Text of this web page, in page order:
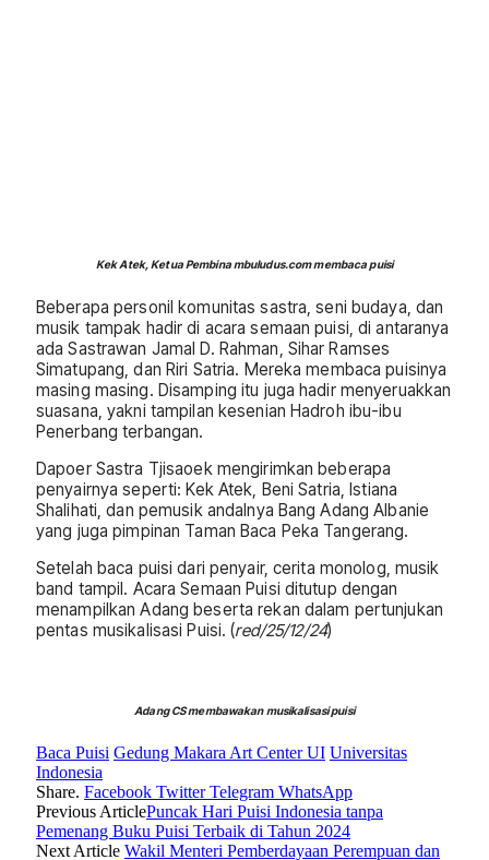
Kek Atek, Ketua Pembina mbuludus.com membaca puisi
Beberapa personil komunitas sastra, seni budaya, dan
musik tampak hadir di acara semaan puisi, di antaranya
ada Sastrawan Jamal D. Rahman, Sihar Ramses
Simatupang, dan Riri Satria. Mereka membaca puisinya
masing masing. Disamping itu juga hadir menyeruakkan
suasana, yakni tampilan kesenian Hadroh ibu-ibu
Penerbang terbangan.
Dapoer Sastra Tjisaoek mengirimkan beberapa
penyairnya seperti: Kek Atek, Beni Satria, Istiana
Shalihati, dan pemusik andalnya Bang Adang Albanie
yang juga pimpinan Taman Baca Peka Tangerang.
Setelah baca puisi dari penyair, cerita monolog, musik
band tampil. Acara Semaan Puisi ditutup dengan
menampilkan Adang beserta rekan dalam pertunjukan
pentas musikalisasi Puisi. (red/25/12/24)
Adang CS membawakan musikalisasi puisi
Baca Puisi Gedung Makara Art Center UI Universitas
Indonesia
Share. Facebook Twitter Telegram WhatsApp
Previous ArticlePuncak Hari Puisi Indonesia tanpa
Pemenang Buku Puisi Terbaik di Tahun 2024
Next Article Wakil Menteri Pemberdayaan Perempuan dan